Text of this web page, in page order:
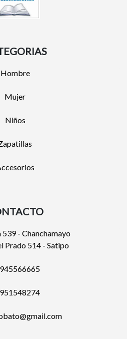
Hombre
Mujer
Niños
539 - Chanchamayo
Prado 514 - Satipo
945566665
951548274